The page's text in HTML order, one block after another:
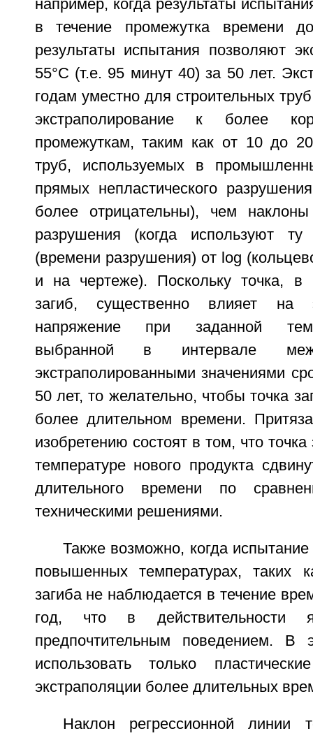
например, когда результаты
в течение промежутка времени
результаты испытания позволяют
55°С (т.е. 95 минут 40) за 50 лет.
годам уместно для строительных
экстраполирование к более
промежуткам, таким как от 10 до
труб, используемых в
прямых непластического
более отрицательны), чем наклоны
разрушения (когда используют
(времени разрушения) от log
и на чертеже). Поскольку точка, в
загиб, существенно влияет на
напряжение при заданной
выбранной в интервале
экстраполированными значениями
50 лет, то желательно, чтобы точка
более длительном времени.
изобретению состоят в том, что
температуре нового продукта
длительного времени по
техническими решениями.
Также возможно, когда
повышенных температурах, таких
загиба не наблюдается в течение
год, что в действительности
предпочтительным поведением. В
использовать только
экстраполяции более длительных
Наклон регрессионной линии